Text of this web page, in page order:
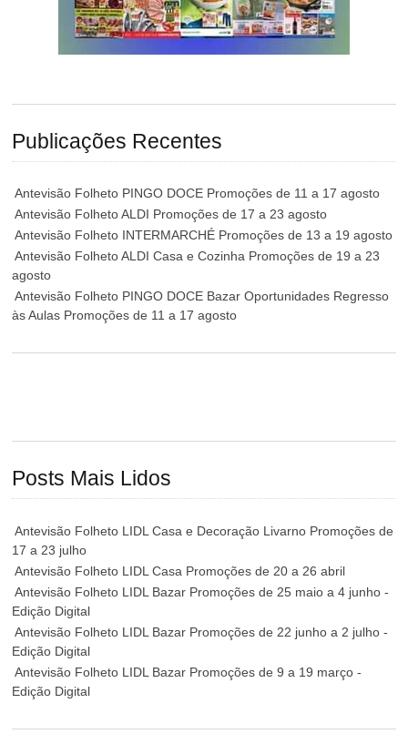
Publicações Recentes
Antevisão Folheto PINGO DOCE Promoções de 11 a 17 agosto
Antevisão Folheto ALDI Promoções de 17 a 23 agosto
Antevisão Folheto INTERMARCHÉ Promoções de 13 a 19 agosto
Antevisão Folheto ALDI Casa e Cozinha Promoções de 19 a 23
agosto
Antevisão Folheto PINGO DOCE Bazar Oportunidades Regresso
às Aulas Promoções de 11 a 17 agosto
Posts Mais Lidos
Antevisão Folheto LIDL Casa e Decoração Livarno Promoções de
17 a 23 julho
Antevisão Folheto LIDL Casa Promoções de 20 a 26 abril
Antevisão Folheto LIDL Bazar Promoções de 25 maio a 4 junho -
Edição Digital
Antevisão Folheto LIDL Bazar Promoções de 22 junho a 2 julho -
Edição Digital
Antevisão Folheto LIDL Bazar Promoções de 9 a 19 março -
Edição Digital